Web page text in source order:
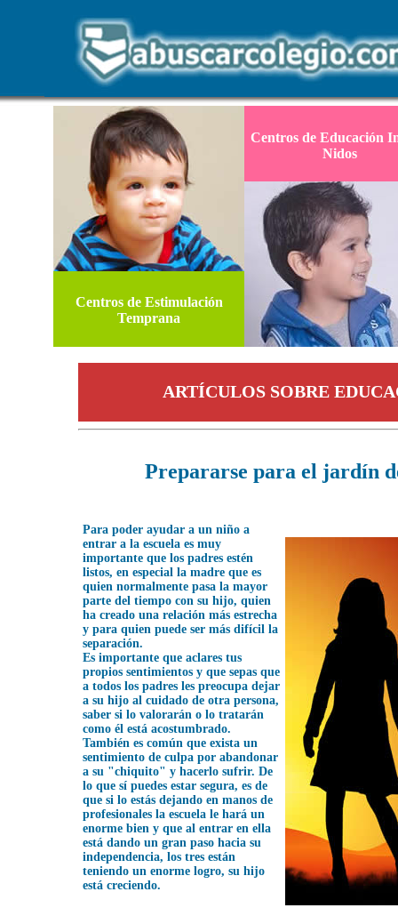
Centros de Educación
Nidos
Centros de Estimulación
Temprana
ARTÍCULOS SOBRE
Prepararse para el jardín
Para poder ayudar a un niño a
entrar a la escuela es muy
importante que los padres estén
listos, en especial la madre que es
quien normalmente pasa la mayor
parte del tiempo con su hijo, quien
ha creado una relación más estrecha
y para quien puede ser más difícil la
separación.
Es importante que aclares tus
propios sentimientos y que sepas que
a todos los padres les preocupa dejar
a su hijo al cuidado de otra persona,
saber si lo valorarán o lo tratarán
como él está acostumbrado.
También es común que exista un
sentimiento de culpa por abandonar
a su "chiquito" y hacerlo sufrir. De
lo que sí puedes estar segura, es de
que si lo estás dejando en manos de
profesionales la escuela le hará un
enorme bien y que al entrar en ella
está dando un gran paso hacia su
independencia, los tres están
teniendo un enorme logro, su hijo
está creciendo.